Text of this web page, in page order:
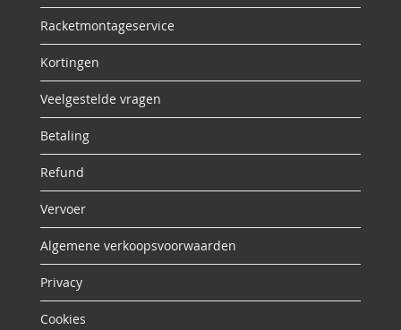
Racketmontageservice
Kortingen
Veelgestelde vragen
Betaling
Refund
Vervoer
Algemene verkoopsvoorwaarden
Privacy
Cookies